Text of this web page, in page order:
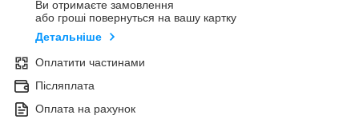
Ви отримаєте замовлення
або гроші повернуться на вашу картку
Детальніше
Оплатити частинами
Післяплата
Оплата на рахунок